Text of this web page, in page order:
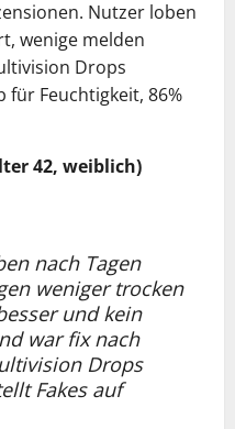
Nutzer loben
wenige melden
Drops
für Feuchtigkeit, 86%
42, weiblich)
nach Tagen
weniger trocken
und kein
war fix nach
Drops
Fakes auf